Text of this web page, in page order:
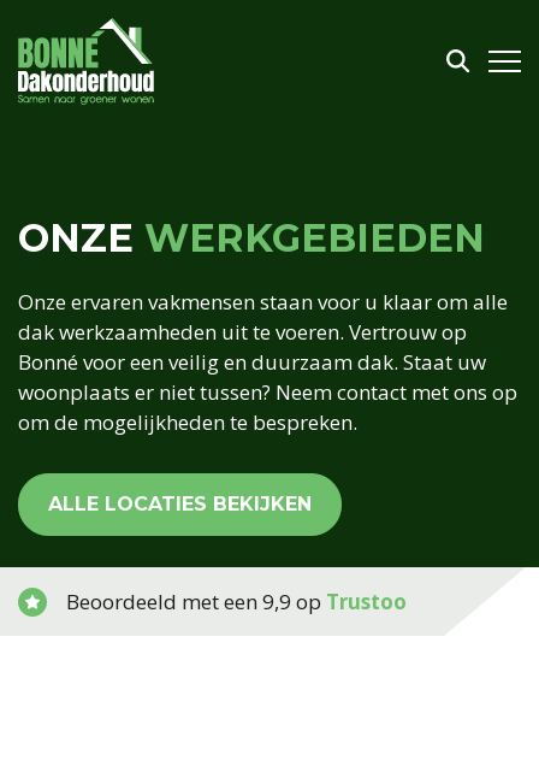
ONZE WERKGEBIEDEN
Onze ervaren vakmensen staan voor u klaar om alle
dak werkzaamheden uit te voeren. Vertrouw op
Bonné voor een veilig en duurzaam dak. Staat uw
woonplaats er niet tussen? Neem contact met ons op
om de mogelijkheden te bespreken.
ALLE LOCATIES BEKIJKEN
Beoordeeld met een 9,9 op Trustoo